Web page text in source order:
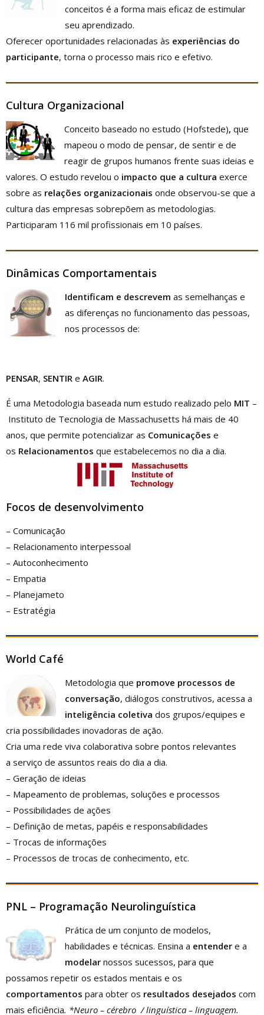
conceitos é a forma mais eficaz de estimular
seu aprendizado.
Oferecer oportunidades relacionadas às experiências do
participante, torna o processo mais rico e efetivo.
Cultura Organizacional
Conceito baseado no estudo (Hofstede), que
mapeou o modo de pensar, de sentir e de
reagir de grupos humanos frente suas ideias e
valores. O estudo revelou o impacto que a cultura exerce
sobre as relações organizacionais onde observou-se que a
cultura das empresas sobrepõem as metodologias.
Participaram 116 mil profissionais em 10 países.
Dinâmicas Comportamentais
Identificam e descrevem as semelhanças e
as diferenças no funcionamento das pessoas,
nos processos de:
PENSAR, SENTIR e AGIR.
É uma Metodologia baseada num estudo realizado pelo MIT –
Instituto de Tecnologia de Massachusetts há mais de 40
anos, que permite potencializar as Comunicações e
os Relacionamentos que estabelecemos no dia a dia.
Focos de desenvolvimento
– Comunicação
– Relacionamento interpessoal
– Autoconhecimento
– Empatia
– Planejameto
– Estratégia
World Café
Metodologia que promove processos de
conversação, diálogos construtivos, acessa a
inteligência coletiva dos grupos/equipes e
cria possibilidades inovadoras de ação.
Cria uma rede viva colaborativa sobre pontos relevantes
a serviço de assuntos reais do dia a dia.
– Geração de ideias
– Mapeamento de problemas, soluções e processos
– Possibilidades de ações
– Definição de metas, papéis e responsabilidades
– Trocas de informações
– Processos de trocas de conhecimento, etc.
PNL – Programação Neurolinguística
Prática de um conjunto de modelos,
habilidades e técnicas. Ensina a entender e a
modelar nossos sucessos, para que
possamos repetir os estados mentais e os
comportamentos para obter os resultados desejados com
mais eficiência. *Neuro – cérebro / linguística – linguagem.